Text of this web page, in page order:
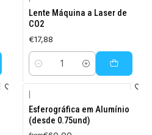
Lente Máquina a Laser de
CO2
€17,88
Quantity
Esferográfica em Alumínio
(desde 0.75und)